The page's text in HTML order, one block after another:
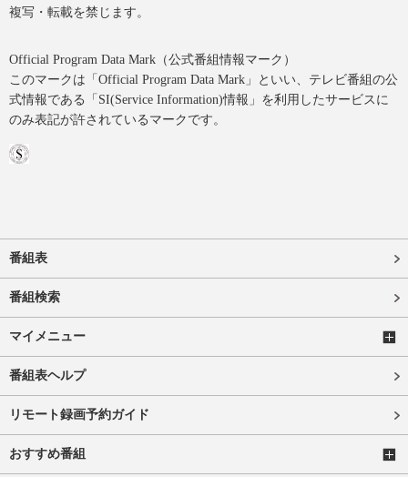
複写・転載を禁じます。
Official Program Data Mark（公式番組情報マーク）
このマークは「Official Program Data Mark」といい、テレビ番組の公
式情報である「SI(Service Information)情報」を利用したサービスに
のみ表記が許されているマークです。
番組表
番組検索
マイメニュー
番組表ヘルプ
リモート録画予約ガイド
おすすめ番組